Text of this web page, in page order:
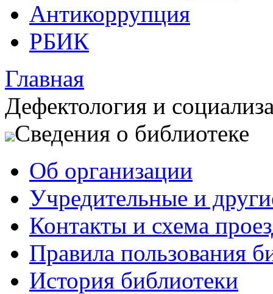
Антикоррупция
РБИК
Главная
Дефектология и
Сведения о библиотеке
Об организации
Учредительные и
Контакты и схема
Правила пользования
История библиотеки